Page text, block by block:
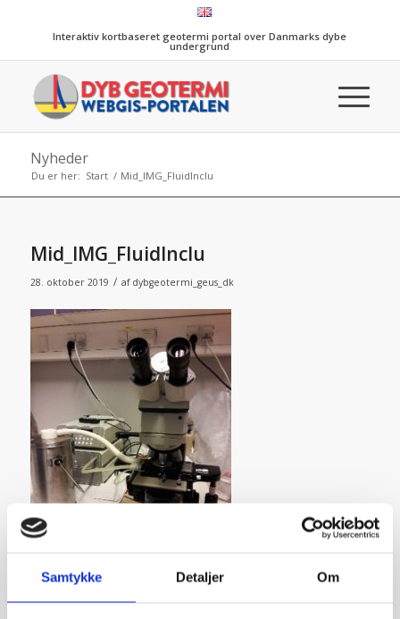
Samtykke Detaljer Om
Interaktiv kortbaseret geotermi portal over Danmarks dybe
undergrund
Nyheder
Du er her: Start / Mid_IMG_FluidInclu
Mid_IMG_FluidInclu
28. oktober 2019 / af dybgeotermi_geus_dk